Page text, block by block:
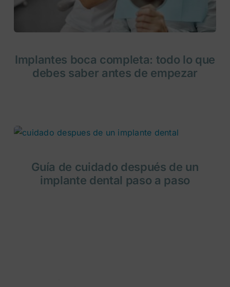
Implantes boca completa: todo lo que
debes saber antes de empezar
Guía de cuidado después de un
implante dental paso a paso